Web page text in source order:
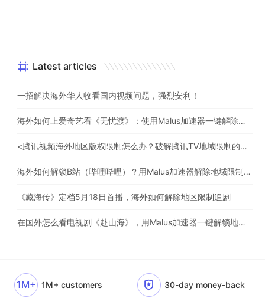
Latest articles
一招解决海外华人收看国内视频问题，强烈安利！
海外如何上爱奇艺看《无忧渡》：使用Malus加速器一键解除地域限制
<腾讯视频海外地区版权限制怎么办？破解腾讯TV地域限制的办法>
海外如何解锁B站（哔哩哔哩）？用Malus加速器解除地域限制，一键流畅追番
《藏海传》定档5月18日首播，海外如何解除地区限制追剧
在国外怎么看电视剧《赴山海》，用Malus加速器一键解锁地区限制
1M+ 1M+ customers 30-day money-back